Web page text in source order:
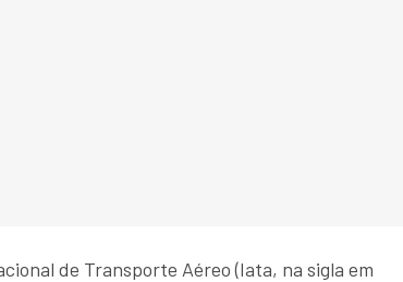
de Transporte Aéreo (Iata, na sigla em